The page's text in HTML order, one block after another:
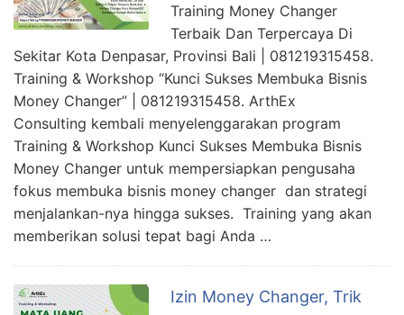
Training Money Changer
Terbaik Dan Terpercaya Di
Sekitar Kota Denpasar, Provinsi Bali | 081219315458.
Training & Workshop “Kunci Sukses Membuka Bisnis
Money Changer” | 081219315458. ArthEx
Consulting kembali menyelenggarakan program
Training & Workshop Kunci Sukses Membuka Bisnis
Money Changer untuk mempersiapkan pengusaha
fokus membuka bisnis money changer dan strategi
menjalankan-nya hingga sukses. Training yang akan
memberikan solusi tepat bagi Anda …
Izin Money Changer, Trik